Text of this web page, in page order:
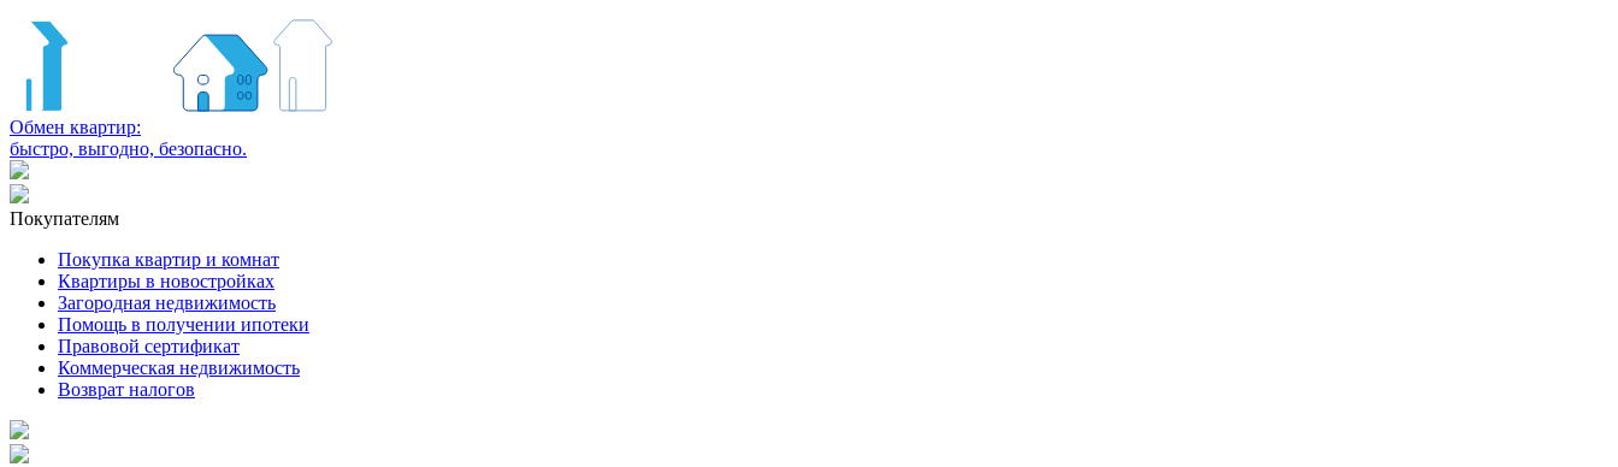
Обмен квартир:
быстро, выгодно, безопасно.
Покупателям
Покупка квартир и комнат
Квартиры в новостройках
Загородная недвижимость
Помощь в получении ипотеки
Правовой сертификат
Коммерческая недвижимость
Возврат налогов